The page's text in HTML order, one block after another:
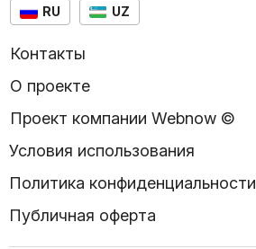
RU UZ
Контакты
О проекте
Проект компании Webnow ©
Условия использования
Политика конфиденциальности
Публичная оферта